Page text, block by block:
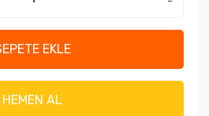
EKLE
HEMEN AL